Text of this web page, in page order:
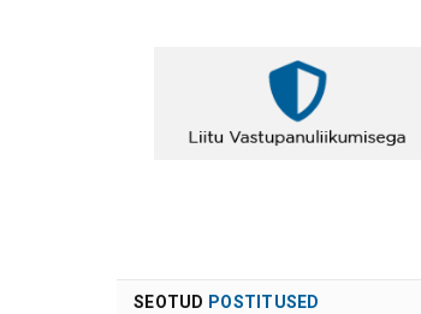
SEOTUD POSTITUSED